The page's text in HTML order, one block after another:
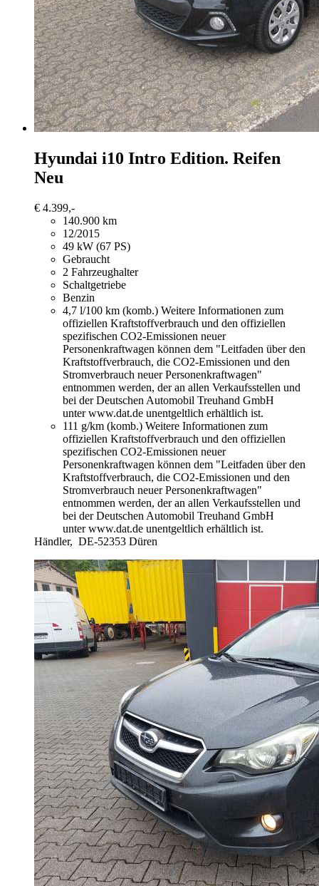
Hyundai i10 Intro Edition. Reifen
Neu
€ 4.399,-
140.900 km
12/2015
49 kW (67 PS)
Gebraucht
2 Fahrzeughalter
Schaltgetriebe
Benzin
4,7 l/100 km (komb.) Weitere Informationen zum
offiziellen Kraftstoffverbrauch und den offiziellen
spezifischen CO2-Emissionen neuer
Personenkraftwagen können dem "Leitfaden über den
Kraftstoffverbrauch, die CO2-Emissionen und den
Stromverbrauch neuer Personenkraftwagen"
entnommen werden, der an allen Verkaufsstellen und
bei der Deutschen Automobil Treuhand GmbH
unter www.dat.de unentgeltlich erhältlich ist.
111 g/km (komb.) Weitere Informationen zum
offiziellen Kraftstoffverbrauch und den offiziellen
spezifischen CO2-Emissionen neuer
Personenkraftwagen können dem "Leitfaden über den
Kraftstoffverbrauch, die CO2-Emissionen und den
Stromverbrauch neuer Personenkraftwagen"
entnommen werden, der an allen Verkaufsstellen und
bei der Deutschen Automobil Treuhand GmbH
unter www.dat.de unentgeltlich erhältlich ist.
Händler, DE-52353 Düren